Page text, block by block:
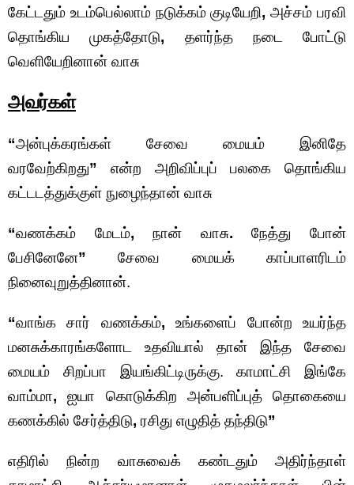
கேட்டதும் உடம்பெல்லாம் நடுக்கம் குடியேறி,அச்சம் பரவி
தொங்கிய முகத்தோடு, தளர்ந்த நடை போட்டு
வெளியேறினான் வாசு
அவர்கள்
“அன்புக்கரங்கள் சேவை மையம் இனிதே
வரவேற்கிறது” என்ற அறிவிப்புப் பலகை தொங்கிய
கட்டடத்துக்குள் நுழைந்தான் வாசு
“வணக்கம் மேடம்,நான் வாசு.நேத்து போன்
பேசினேனே”சேவை மையக் காப்பாளரிடம்
நினைவுறுத்தினான்.
“வாங்க சார் வணக்கம்,உங்களைப் போன்ற உயர்ந்த
மனசுக்காரங்களோட உதவியால் தான் இந்த சேவை
மையம் சிறப்பா இயங்கிட்டிருக்கு. காமாட்சி இங்கே
வாம்மா,ஐயா கொடுக்கிற அன்பளிப்புத் தொகையை
கணக்கில் சேர்த்திடு, ரசிது எழுதித் தந்திடு”
எதிரில் நின்ற வாசுவைக் கண்டதும் அதிர்ந்தாள்